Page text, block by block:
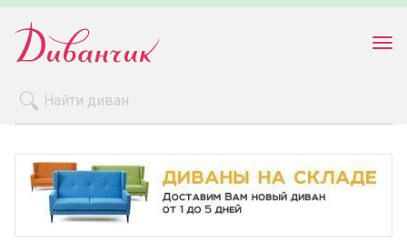
Оплата и доставка
Контакты